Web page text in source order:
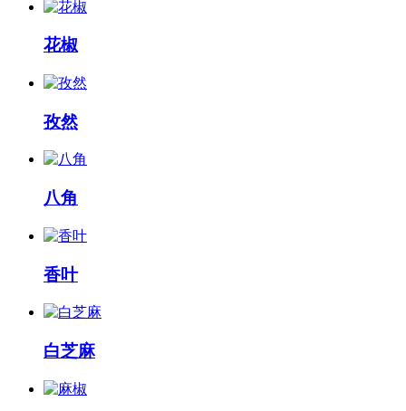
花椒
孜然
八角
香叶
白芝麻